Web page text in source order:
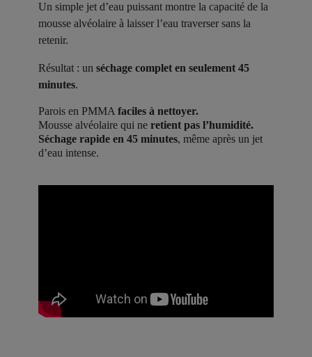
Un simple jet d’eau puissant montre la capacité de la
mousse alvéolaire à laisser l’eau traverser sans la
retenir.
Résultat : un séchage complet en seulement 45
minutes.
Parois en PMMA faciles à nettoyer.
Mousse alvéolaire qui ne retient pas l’humidité.
Séchage rapide en 45 minutes, même après un jet
d’eau intense.